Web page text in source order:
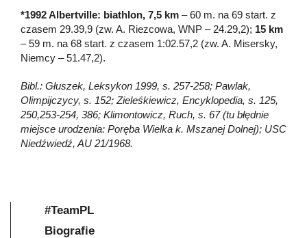
*1992 Albertville: biathlon, 7,5 km – 60 m. na 69 start. z
czasem 29.39,9 (zw. A. Riezcowa, WNP – 24.29,2); 15 km
– 59 m. na 68 start. z czasem 1:02.57,2 (zw. A. Misersky,
Niemcy – 51.47,2).
Bibl.: Głuszek, Leksykon 1999, s. 257-258; Pawlak,
Olimpijczycy, s. 152; Zieleśkiewicz, Encyklopedia, s. 125,
250,253-254, 386; Klimontowicz, Ruch, s. 67 (tu błędnie
miejsce urodzenia: Poręba Wielka k. Mszanej Dolnej); USC
Niedźwiedź, AU 21/1968.
#TeamPL
Biografie